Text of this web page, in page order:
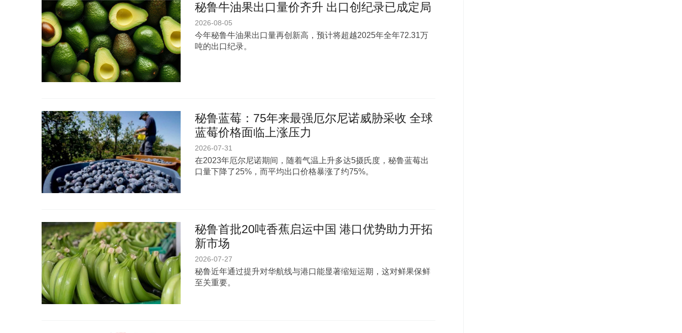
秘鲁牛油果出口量价齐升 出口创纪录已成定局
2026-08-05
今年秘鲁牛油果出口量再创新高，预计将超越2025年全年72.31万
吨的出口纪录。
秘鲁蓝莓：75年来最强厄尔尼诺威胁采收 全球
蓝莓价格面临上涨压力
2026-07-31
在2023年厄尔尼诺期间，随着气温上升多达5摄氏度，秘鲁蓝莓出
口量下降了25%，而平均出口价格暴涨了约75%。
秘鲁首批20吨香蕉启运中国 港口优势助力开拓
新市场
2026-07-27
秘鲁近年通过提升对华航线与港口能显著缩短运期，这对鲜果保鲜
至关重要。